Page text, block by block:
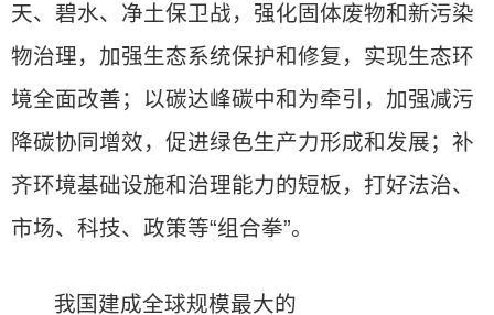
天、碧水、净土保卫战，强化固体废物和新污染
物治理，加强生态系统保护和修复，实现生态环
境全面改善；以碳达峰碳中和为牵引，加强减污
降碳协同增效，促进绿色生产力形成和发展；补
齐环境基础设施和治理能力的短板，打好法治、
市场、科技、政策等“组合拳”。
我国建成全球规模最大的